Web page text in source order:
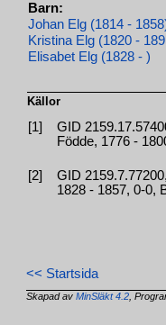
Barn:
Johan Elg (1814 -
Kristina Elg (1820 -
Elisabet Elg (1828 - )
Källor
[1]
GID
Födde, 1776 -
[2]
GID
1828 - 1857, 0-0,
<< Startsida
Skapad avMinSläkt 4.2 ,